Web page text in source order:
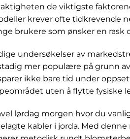
de viktigste
krever ofte tidkrevende
brukere som ønsker en
undersøkelser av
mer populære på grunn
ikke bare tid under
uten å flytte fysiske
lørdag morgen hvor du
kabler i jorda. Med